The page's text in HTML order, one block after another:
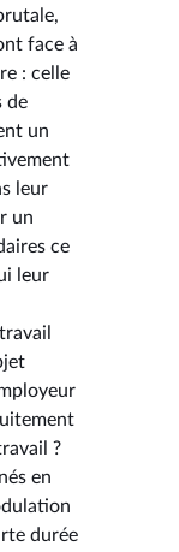
face à
: celle
de
un
leur
un
ce
leur
?
en
durée